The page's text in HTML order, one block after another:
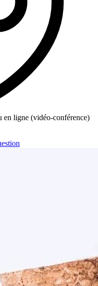
ligne (vidéo-conférence)